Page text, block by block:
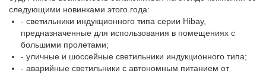
следующими новинками этого года:
- светильники индукционного типа серии Hibay,
предназначенные для использования в помещениях с
большими пролетами;
- уличные и шоссейные светильники индукционного типа;
- аварийные светильники с автономным питанием от